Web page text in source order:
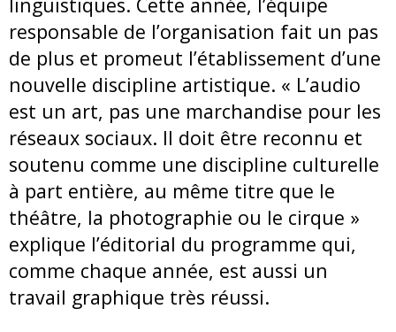
responsable de l’organisation fait un pas
de plus et promeut l’établissement d’une
nouvelle discipline artistique. « L’audio
est un art, pas une marchandise pour les
réseaux sociaux. Il doit être reconnu et
soutenu comme une discipline culturelle
à part entière, au même titre que le
théâtre, la photographie ou le cirque »
explique l’éditorial du programme qui,
comme chaque année, est aussi un
travail graphique très réussi.